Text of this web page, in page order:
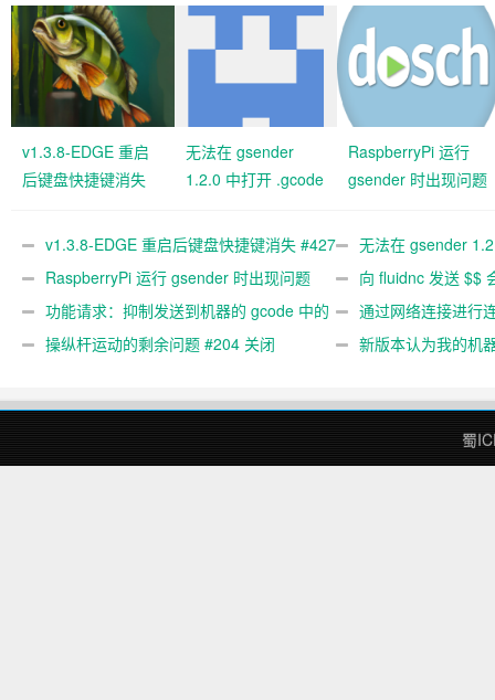
v1.3.8-EDGE 重启
后键盘快捷键消失
无法在 gsender
1.2.0 中打开 .gcode
RaspberryPi 运行
gsender 时出现问题
v1.3.8-EDGE 重启后键盘快捷键消失 #427
关闭
无法在 gsender
#367
RaspberryPi 运行 gsender 时出现问题
#89
向 fluidnc 发送 $$
#473
功能请求：抑制发送到机器的 gcode 中的
gcode 注释。 #444 关闭
通过网络连接进行
操纵杆运动的剩余问题 #204 关闭
新版本认为我的机
蜀